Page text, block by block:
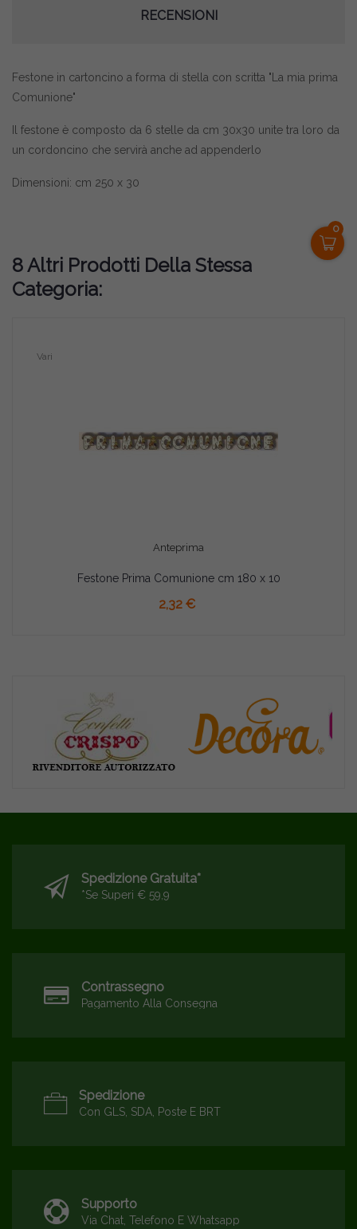
0
RECENSIONI
Festone in cartoncino a forma di stella con scritta "La mia prima
Comunione"
Il festone è composto da 6 stelle da cm 30x30 unite tra loro da
un cordoncino che servirà anche ad appenderlo
Dimensioni: cm 250 x 30
8 Altri Prodotti Della Stessa
Categoria:
Anteprima
Vari
Festone Prima Comunione cm 180 x 10
2,32 €
Spedizione Gratuita*
*se Superi € 59,9
Contrassegno
Pagamento Alla Consegna
Spedizione
Con GLS, SDA, Poste E BRT
Supporto
Via Chat, Telefono E Whatsapp